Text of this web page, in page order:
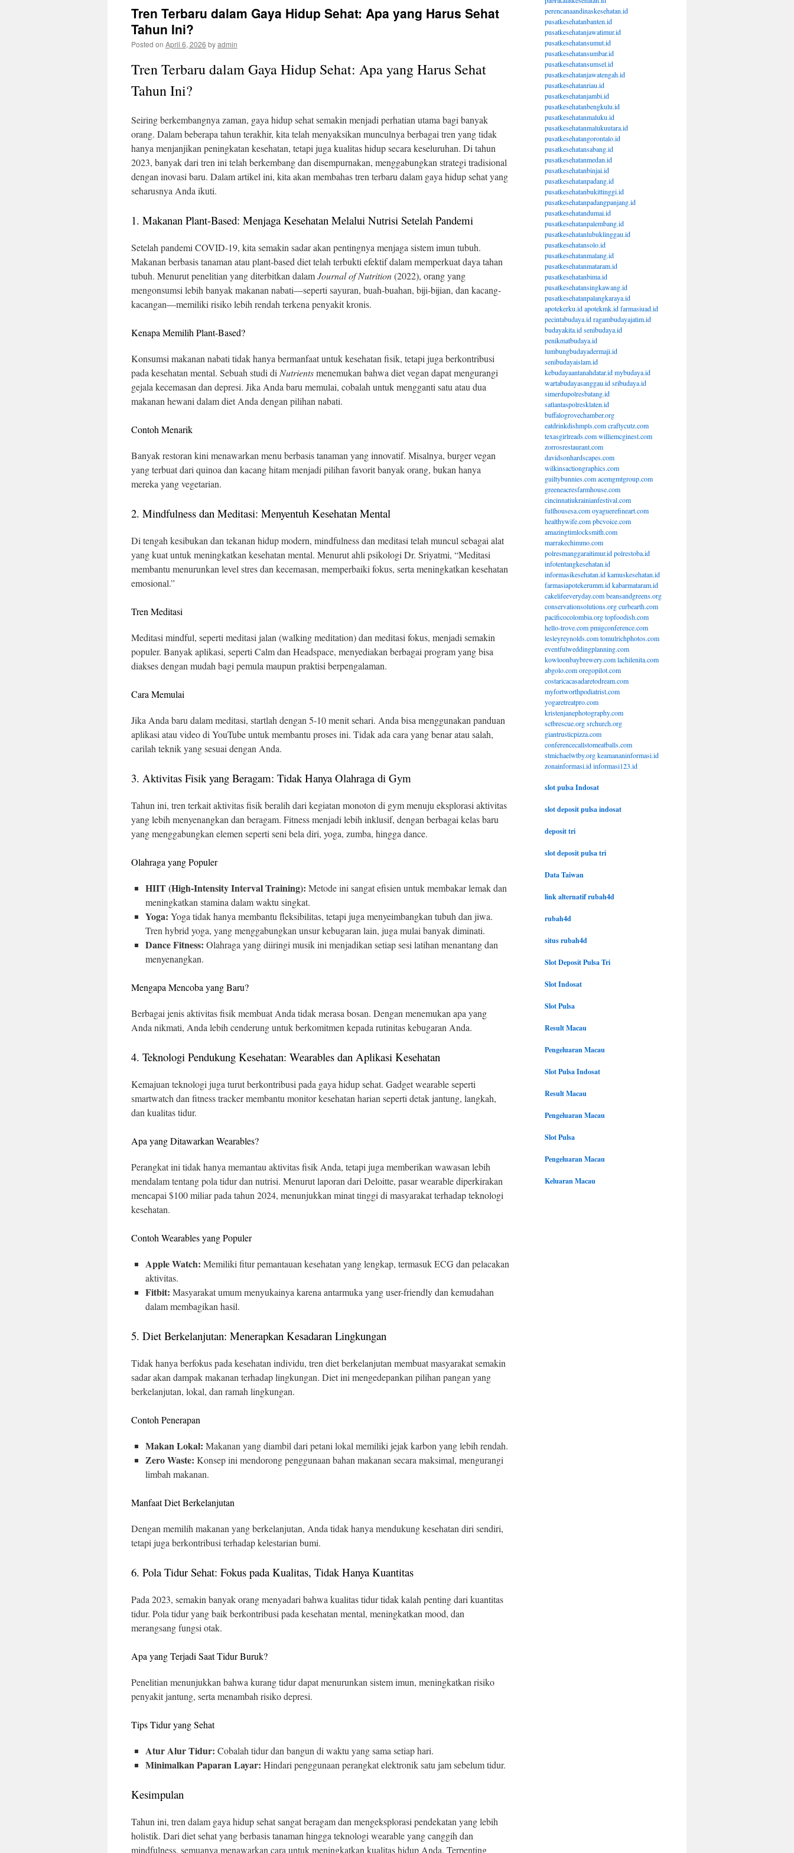
Tren Terbaru dalam Gaya Hidup Sehat: Apa yang Harus Sehat
Tahun Ini?
Posted on April 6, 2026 byadmin
Tren Terbaru dalam Gaya Hidup Sehat: Apa yang Harus Sehat
Tahun Ini?
Seiring berkembangnya zaman, gaya hidup sehat semakin menjadi perhatian utama bagi banyak
orang. Dalam beberapa tahun terakhir, kita telah menyaksikan munculnya berbagai tren yang tidak
hanya menjanjikan peningkatan kesehatan, tetapi juga kualitas hidup secara keseluruhan. Di tahun
2023, banyak dari tren ini telah berkembang dan disempurnakan, menggabungkan strategi tradisional
dengan inovasi baru. Dalam artikel ini, kita akan membahas tren terbaru dalam gaya hidup sehat yang
seharusnya Anda ikuti.
1. Makanan Plant-Based: Menjaga Kesehatan Melalui Nutrisi Setelah Pandemi
Setelah pandemi COVID-19, kita semakin sadar akan pentingnya menjaga sistem imun tubuh.
Makanan berbasis tanaman atau plant-based diet telah terbukti efektif dalam memperkuat daya tahan
tubuh. Menurut penelitian yang diterbitkan dalamJournal of Nutrition(2022), orang yang
mengonsumsi lebih banyak makanan nabati—seperti sayuran, buah-buahan, biji-bijian, dan kacang-
kacangan—memiliki risiko lebih rendah terkena penyakit kronis.
Kenapa Memilih Plant-Based?
Konsumsi makanan nabati tidak hanya bermanfaat untuk kesehatan fisik, tetapi juga berkontribusi
pada kesehatan mental. Sebuah studi di Nutrientsmenemukan bahwa diet vegan dapat mengurangi
gejala kecemasan dan depresi. Jika Anda baru memulai, cobalah untuk mengganti satu atau dua
makanan hewani dalam diet Anda dengan pilihan nabati.
Contoh Menarik
Banyak restoran kini menawarkan menu berbasis tanaman yang innovatif. Misalnya, burger vegan
yang terbuat dari quinoa dan kacang hitam menjadi pilihan favorit banyak orang, bukan hanya
mereka yang vegetarian.
2. Mindfulness dan Meditasi: Menyentuh Kesehatan Mental
Di tengah kesibukan dan tekanan hidup modern, mindfulness dan meditasi telah muncul sebagai alat
yang kuat untuk meningkatkan kesehatan mental. Menurut ahli psikologi Dr. Sriyatmi, “Meditasi
membantu menurunkan level stres dan kecemasan, memperbaiki fokus, serta meningkatkan kesehatan
emosional.”
Tren Meditasi
Meditasi mindful, seperti meditasi jalan (walking meditation) dan meditasi fokus, menjadi semakin
populer. Banyak aplikasi, seperti Calm dan Headspace, menyediakan berbagai program yang bisa
diakses dengan mudah bagi pemula maupun praktisi berpengalaman.
Cara Memulai
Jika Anda baru dalam meditasi, startlah dengan 5-10 menit sehari. Anda bisa menggunakan panduan
aplikasi atau video di YouTube untuk membantu proses ini. Tidak ada cara yang benar atau salah,
carilah teknik yang sesuai dengan Anda.
3. Aktivitas Fisik yang Beragam: Tidak Hanya Olahraga di Gym
Tahun ini, tren terkait aktivitas fisik beralih dari kegiatan monoton di gym menuju eksplorasi aktivitas
yang lebih menyenangkan dan beragam. Fitness menjadi lebih inklusif, dengan berbagai kelas baru
yang menggabungkan elemen seperti seni bela diri, yoga, zumba, hingga dance.
Olahraga yang Populer
HIIT (High-Intensity Interval Training): Metode ini sangat efisien untuk membakar lemak dan
meningkatkan stamina dalam waktu singkat.
Yoga: Yoga tidak hanya membantu fleksibilitas, tetapi juga menyeimbangkan tubuh dan jiwa.
Tren hybrid yoga, yang menggabungkan unsur kebugaran lain, juga mulai banyak diminati.
Dance Fitness: Olahraga yang diiringi musik ini menjadikan setiap sesi latihan menantang dan
menyenangkan.
Mengapa Mencoba yang Baru?
Berbagai jenis aktivitas fisik membuat Anda tidak merasa bosan. Dengan menemukan apa yang
Anda nikmati, Anda lebih cenderung untuk berkomitmen kepada rutinitas kebugaran Anda.
4. Teknologi Pendukung Kesehatan: Wearables dan Aplikasi Kesehatan
Kemajuan teknologi juga turut berkontribusi pada gaya hidup sehat. Gadget wearable seperti
smartwatch dan fitness tracker membantu monitor kesehatan harian seperti detak jantung, langkah,
dan kualitas tidur.
Apa yang Ditawarkan Wearables?
Perangkat ini tidak hanya memantau aktivitas fisik Anda, tetapi juga memberikan wawasan lebih
mendalam tentang pola tidur dan nutrisi. Menurut laporan dari Deloitte, pasar wearable diperkirakan
mencapai $100 miliar pada tahun 2024, menunjukkan minat tinggi di masyarakat terhadap teknologi
kesehatan.
Contoh Wearables yang Populer
Apple Watch: Memiliki fitur pemantauan kesehatan yang lengkap, termasuk ECG dan pelacakan
aktivitas.
Fitbit: Masyarakat umum menyukainya karena antarmuka yang user-friendly dan kemudahan
dalam membagikan hasil.
5. Diet Berkelanjutan: Menerapkan Kesadaran Lingkungan
Tidak hanya berfokus pada kesehatan individu, tren diet berkelanjutan membuat masyarakat semakin
sadar akan dampak makanan terhadap lingkungan. Diet ini mengedepankan pilihan pangan yang
berkelanjutan, lokal, dan ramah lingkungan.
Contoh Penerapan
Makan Lokal: Makanan yang diambil dari petani lokal memiliki jejak karbon yang lebih rendah.
Zero Waste: Konsep ini mendorong penggunaan bahan makanan secara maksimal, mengurangi
limbah makanan.
Manfaat Diet Berkelanjutan
Dengan memilih makanan yang berkelanjutan, Anda tidak hanya mendukung kesehatan diri sendiri,
tetapi juga berkontribusi terhadap kelestarian bumi.
6. Pola Tidur Sehat: Fokus pada Kualitas, Tidak Hanya Kuantitas
Pada 2023, semakin banyak orang menyadari bahwa kualitas tidur tidak kalah penting dari kuantitas
tidur. Pola tidur yang baik berkontribusi pada kesehatan mental, meningkatkan mood, dan
merangsang fungsi otak.
Apa yang Terjadi Saat Tidur Buruk?
Penelitian menunjukkan bahwa kurang tidur dapat menurunkan sistem imun, meningkatkan risiko
penyakit jantung, serta menambah risiko depresi.
Tips Tidur yang Sehat
Atur Alur Tidur: Cobalah tidur dan bangun di waktu yang sama setiap hari.
Minimalkan Paparan Layar: Hindari penggunaan perangkat elektronik satu jam sebelum tidur.
Kesimpulan
Tahun ini, tren dalam gaya hidup sehat sangat beragam dan mengeksplorasi pendekatan yang lebih
holistik. Dari diet sehat yang berbasis tanaman hingga teknologi wearable yang canggih dan
mindfulness, semuanya menawarkan cara untuk meningkatkan kualitas hidup Anda. Terpenting
perencanaandinaskesehatan.id
pusatkesehatanbanten.id
pusatkesehatanjawatimur.id
pusatkesehatansumut.id
pusatkesehatansumbar.id
pusatkesehatansumsel.id
pusatkesehatanjawatengah.id
pusatkesehatanriau.id
pusatkesehatanjambi.id
pusatkesehatanbengkulu.id
pusatkesehatanmaluku.id
pusatkesehatanmalukuutara.id
pusatkesehatangorontalo.id
pusatkesehatansabang.id
pusatkesehatanmedan.id
pusatkesehatanbinjai.id
pusatkesehatanpadang.id
pusatkesehatanbukittinggi.id
pusatkesehatanpadangpanjang.id
pusatkesehatandumai.id
pusatkesehatanpalembang.id
pusatkesehatanlubuklinggau.id
pusatkesehatansolo.id
pusatkesehatanmalang.id
pusatkesehatanmataram.id
pusatkesehatanbima.id
pusatkesehatansingkawang.id
pusatkesehatanpalangkaraya.id
apotekerku.idapotekmk.idfarmasiuad.id
pecintabudaya.idragambudayajatim.id
budayakita.idsenibudaya.id
penikmatbudaya.id
lumbungbudayadermaji.id
senibudayaislam.id
kebudayaantanahdatar.idmybudaya.id
wartabudayasanggau.idsribudaya.id
simerdupolresbatang.id
satlantaspolresklaten.id
buffalogrovechamber.org
eatdrinkdishmpls.comcraftycutz.com
texasgirlreads.comwilliemcginest.com
zorrosrestaurant.com
davidsonhardscapes.com
wilkinsactiongraphics.com
guiltybunnies.comacemgmtgroup.com
greeneacresfarmhouse.com
cincinnatiukrainianfestival.com
fullhousesa.comoyaguerefineart.com
healthywife.compbcvoice.com
amazingtimlocksmith.com
marrakechimmo.com
polresmanggaraitimur.idpolrestoba.id
infotentangkesehatan.id
informasikesehatan.idkamuskesehatan.id
farmasiapotekerumm.idkabarmataram.id
cakelifeeveryday.combeansandgreens.org
conservationsolutions.orgcurbearth.com
pacificocolombia.orgtopfoodish.com
hello-trove.compmigconference.com
lesleyreynolds.comtomulrichphotos.com
eventfulweddingplanning.com
kowloonbaybrewery.comlachilenita.com
abgolo.comoregopilot.com
costaricacasadaretodream.com
myfortworthpodiatrist.com
yogaretreatpro.com
kristenjanephotography.com
sctbrescue.orgsrchurch.org
giantrusticpizza.com
conferencecallstomeatballs.com
stmichaelwtby.orgkeamananinformasi.id
zonainformasi.idinformasi123.id
slot pulsa Indosat
slot deposit pulsa indosat
deposit tri
slot deposit pulsa tri
Data Taiwan
link alternatif rubah4d
rubah4d
situs rubah4d
Slot Deposit Pulsa Tri
Slot Indosat
Slot Pulsa
Result Macau
Pengeluaran Macau
Slot Pulsa Indosat
Result Macau
Pengeluaran Macau
Slot Pulsa
Pengeluaran Macau
Keluaran Macau